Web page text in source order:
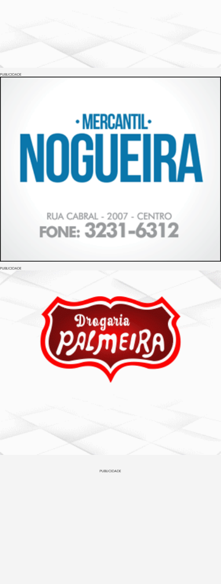
PUBLICIDADE
PUBLICIDADE
PUBLICIDADE